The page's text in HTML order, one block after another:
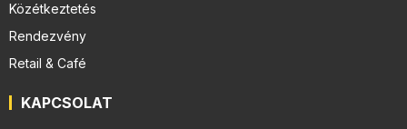
Közétkeztetés
Rendezvény
Retail & Café
KAPCSOLAT